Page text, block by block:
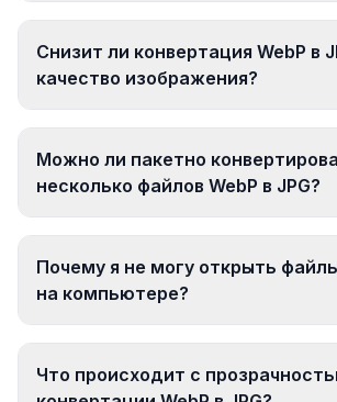
Снизит ли конвертация WebP в
качество изображения?
Можно ли пакетно
несколько файлов WebP в JPG?
Почему я не могу открыть
на компьютере?
Что происходит с